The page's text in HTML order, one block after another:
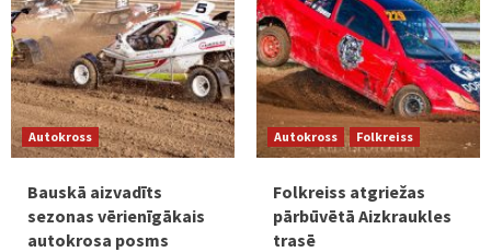
Autokross
Bauskā aizvadīts
sezonas vērienīgākais
autokrosa posms
Autokross Folkreiss
Folkreiss atgriežas
pārbūvētā Aizkraukles
trasē